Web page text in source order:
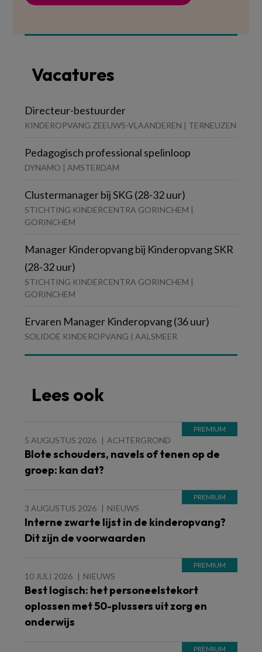
Vacatures
Directeur-bestuurder
KINDEROPVANG ZEEUWS-VLAANDEREN | TERNEUZEN
Pedagogisch professional spelinloop
DYNAMO | AMSTERDAM
Clustermanager bij SKG (28-32 uur)
STICHTING KINDERCENTRA GORINCHEM |
GORINCHEM
Manager Kinderopvang bij Kinderopvang SKR
(28-32 uur)
STICHTING KINDERCENTRA GORINCHEM |
GORINCHEM
Ervaren Manager Kinderopvang (36 uur)
SOLIDOE KINDEROPVANG | AALSMEER
Lees ook
5 AUGUSTUS 2026 ACHTERGROND
Blote schouders, navels of tenen op de
groep: kan dat?
3 AUGUSTUS 2026 NIEUWS
Interne zwarte lijst in de kinderopvang?
Dit zijn de voorwaarden
10 JULI 2026 NIEUWS
Best logisch: het personeelstekort
oplossen met 50-plussers uit zorg en
onderwijs